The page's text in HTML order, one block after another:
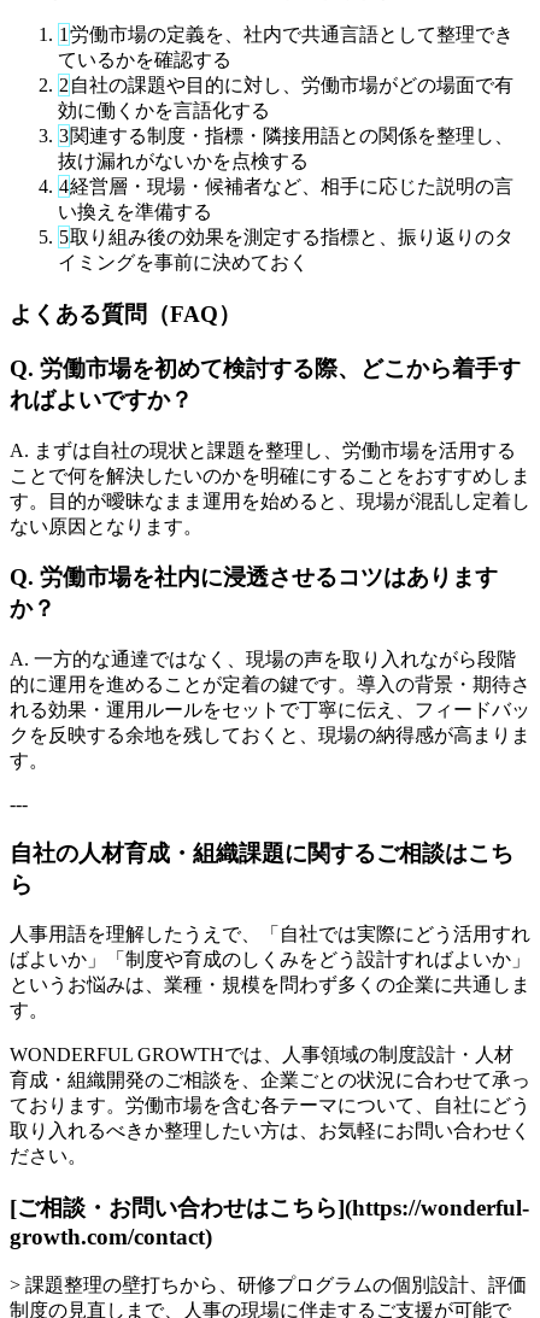
1労働市場の定義を、社内で共通言語として整理でき
ているかを確認する
2自社の課題や目的に対し、労働市場がどの場面で有
効に働くかを言語化する
3関連する制度・指標・隣接用語との関係を整理し、
抜け漏れがないかを点検する
4経営層・現場・候補者など、相手に応じた説明の言
い換えを準備する
5取り組み後の効果を測定する指標と、振り返りのタ
イミングを事前に決めておく
よくある質問（FAQ）
Q. 労働市場を初めて検討する際、どこから着手す
ればよいですか？
A. まずは自社の現状と課題を整理し、労働市場を活用する
ことで何を解決したいのかを明確にすることをおすすめしま
す。目的が曖昧なまま運用を始めると、現場が混乱し定着し
ない原因となります。
Q. 労働市場を社内に浸透させるコツはあります
か？
A. 一方的な通達ではなく、現場の声を取り入れながら段階
的に運用を進めることが定着の鍵です。導入の背景・期待さ
れる効果・運用ルールをセットで丁寧に伝え、フィードバッ
クを反映する余地を残しておくと、現場の納得感が高まりま
す。
---
自社の人材育成・組織課題に関するご相談はこち
ら
人事用語を理解したうえで、「自社では実際にどう活用すれ
ばよいか」「制度や育成のしくみをどう設計すればよいか」
というお悩みは、業種・規模を問わず多くの企業に共通しま
す。
WONDERFUL GROWTHでは、人事領域の制度設計・人材
育成・組織開発のご相談を、企業ごとの状況に合わせて承っ
ております。労働市場を含む各テーマについて、自社にどう
取り入れるべきか整理したい方は、お気軽にお問い合わせく
ださい。
[ご相談・お問い合わせはこちら](https://wonderful-
growth.com/contact)
> 課題整理の壁打ちから、研修プログラムの個別設計、評価
制度の見直しまで、人事の現場に伴走するご支援が可能で